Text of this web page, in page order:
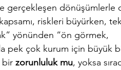
gerçekleşen dönüşümlerle
riskleri büyürken,
yönünden “ön görmek,
pek çok kurum için büyük
bir zorunluluk mu, yoksa